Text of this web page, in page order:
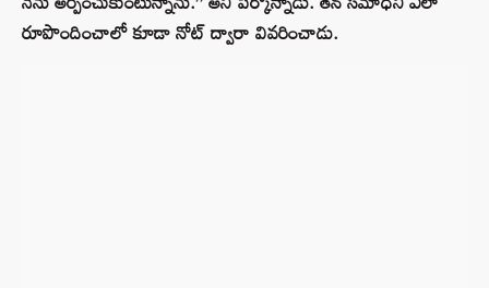
రూపొందించాలో కూడా నోట్ ద్వారా వివరించాడు.